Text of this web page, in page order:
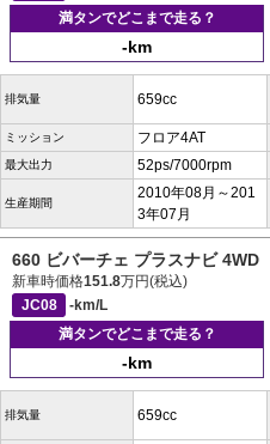
満タンでどこまで走る？
-km
排気量 659cc
ミッション フロア4AT
最大出力 52ps/7000rpm
生産期間
2010年08月～201
3年07月
660 ビバーチェ プラスナビ 4WD
新車時価格151.8万円(税込)
JC08
-km/L
満タンでどこまで走る？
-km
排気量 659cc